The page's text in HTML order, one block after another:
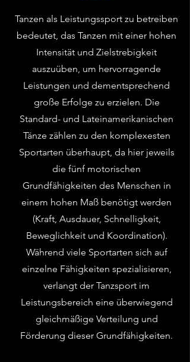
Tanzen als Leistungssport zu betreiben
bedeutet, das Tanzen mit einer hohen
Intensität und Zielstrebigkeit
auszuüben, um hervorragende
Leistungen und dementsprechend
große Erfolge zu erzielen. Die
Standard- und Lateinamerikanischen
Tänze zählen zu den komplexesten
Sportarten überhaupt, da hier jeweils
die fünf motorischen
Grundfähigkeiten des Menschen in
einem hohen Maß benötigt werden
(Kraft, Ausdauer, Schnelligkeit,
Beweglichkeit und Koordination).
Während viele Sportarten sich auf
einzelne Fähigkeiten spezialisieren,
verlangt der Tanzsport im
Leistungsbereich eine überwiegend
gleichmäßige Verteilung und
Förderung dieser Grundfähigkeiten.